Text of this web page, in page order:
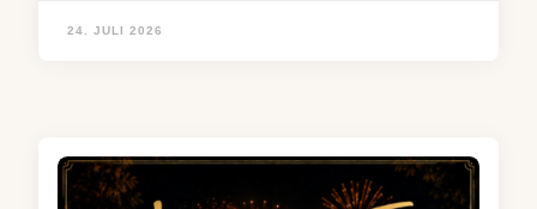
24. JULI 2026